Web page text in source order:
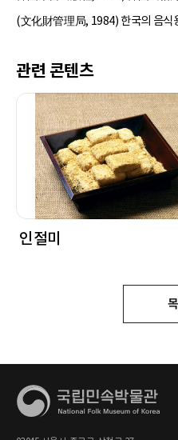
(文化財管理局, 1984) 한국의 음
관련 콘텐츠
인절미